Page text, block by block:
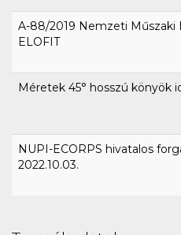
A-88/2019 Nemzeti Műszaki
ELOFIT
Méretek 45° hosszú könyök
NUPI-ECORPS hivatalos
2022.10.03.